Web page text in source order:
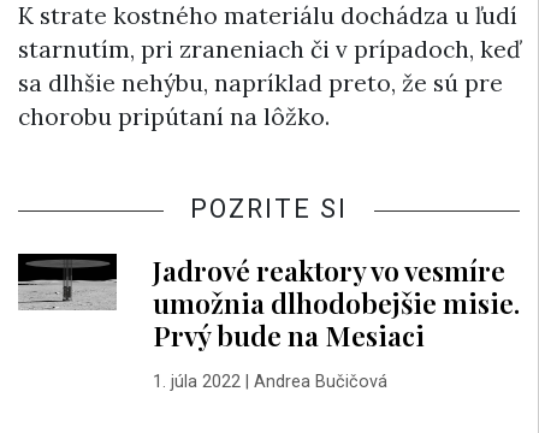
K strate kostného materiálu dochádza u ľudí
starnutím, pri zraneniach či v prípadoch, keď
sa dlhšie nehýbu, napríklad preto, že sú pre
chorobu pripútaní na lôžko.
POZRITE SI
Jadrové reaktory vo vesmíre
umožnia dlhodobejšie misie.
Prvý bude na Mesiaci
1. júla 2022| Andrea Bučičová